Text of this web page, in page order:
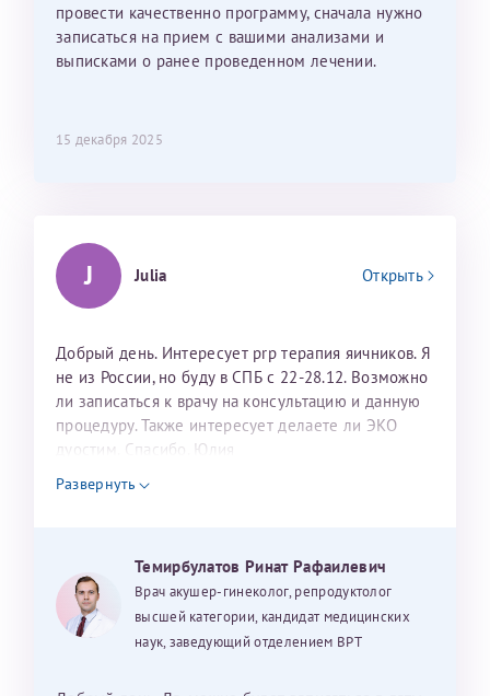
провести качественно программу, сначала нужно
записаться на прием с вашими анализами и
выписками о ранее проведенном лечении.
15 декабря 2025
J Julia Открыть
Добрый день. Интересует prp терапия яичников. Я
не из России, но буду в СПБ с 22-28.12. Возможно
ли записаться к врачу на консультацию и данную
процедуру. Также интересует делаете ли ЭКО
дуостим. Спасибо. Юлия
Развернуть
Темирбулатов Ринат Рафаилевич
Врач акушер-гинеколог, репродуктолог
высшей категории, кандидат медицинских
наук, заведующий отделением ВРТ